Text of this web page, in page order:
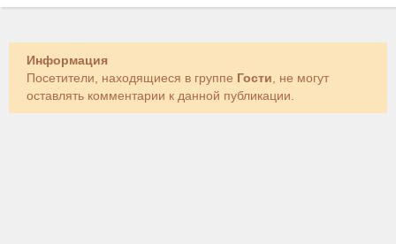
Информация
Посетители, находящиеся в группе Гости , не могут
оставлять комментарии к данной публикации.